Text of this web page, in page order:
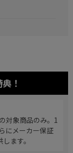
！
対象商品のみ。1
にメーカー保証
ます。